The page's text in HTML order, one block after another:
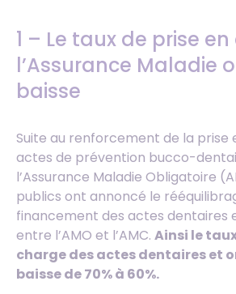
1 – Le taux de prise
l’Assurance Maladie
baisse
Suite au renforcement de la prise
actes de prévention bucco-
l’Assurance Maladie Obligatoire
publics ont annoncé le
financement des actes dentaires
entre l’AMO et l’AMC. Ainsi le
charge des actes dentaires et
baisse de 70% à 60%.